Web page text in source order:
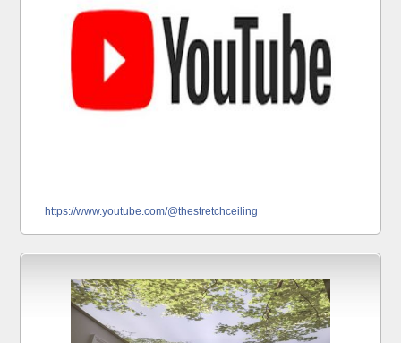
https://www.youtube.com/@thestretchceiling